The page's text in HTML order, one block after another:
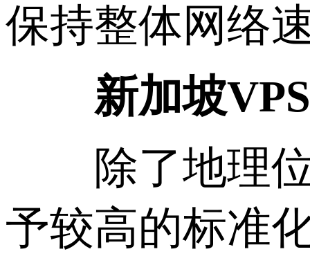
保持整体网络
新加坡VPS
除了地理位
予较高的标准